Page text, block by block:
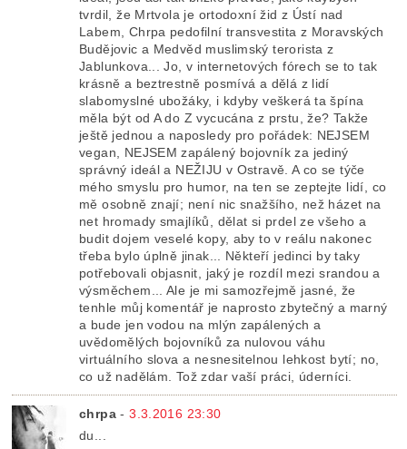
tvrdil, že Mrtvola je ortodoxní žid z Ústí nad
Labem, Chrpa pedofilní transvestita z Moravských
Budějovic a Medvěd muslimský terorista z
Jablunkova... Jo, v internetových fórech se to tak
krásně a beztrestně posmívá a dělá z lidí
slabomyslné ubožáky, i kdyby veškerá ta špína
měla být od A do Z vycucána z prstu, že? Takže
ještě jednou a naposledy pro pořádek: NEJSEM
vegan, NEJSEM zapálený bojovník za jediný
správný ideál a NEŽIJU v Ostravě. A co se týče
mého smyslu pro humor, na ten se zeptejte lidí, co
mě osobně znají; není nic snažšího, než házet na
net hromady smajlíků, dělat si prdel ze všeho a
budit dojem veselé kopy, aby to v reálu nakonec
třeba bylo úplně jinak... Někteří jedinci by taky
potřebovali objasnit, jaký je rozdíl mezi srandou a
výsměchem... Ale je mi samozřejmě jasné, že
tenhle můj komentář je naprosto zbytečný a marný
a bude jen vodou na mlýn zapálených a
uvědomělých bojovníků za nulovou váhu
virtuálního slova a nesnesitelnou lehkost bytí; no,
co už nadělám. Tož zdar vaší práci, úderníci.
chrpa -3.3.2016 23:30
du...